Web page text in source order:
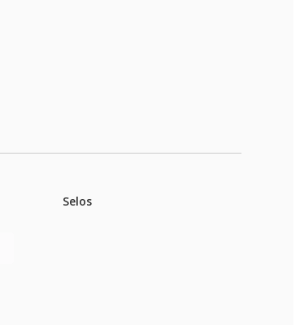
Selos